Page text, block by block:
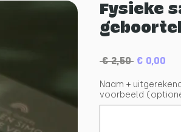
Fysieke
€ 2,50 Normale
€ 0,00
Naam +
voorbeeld